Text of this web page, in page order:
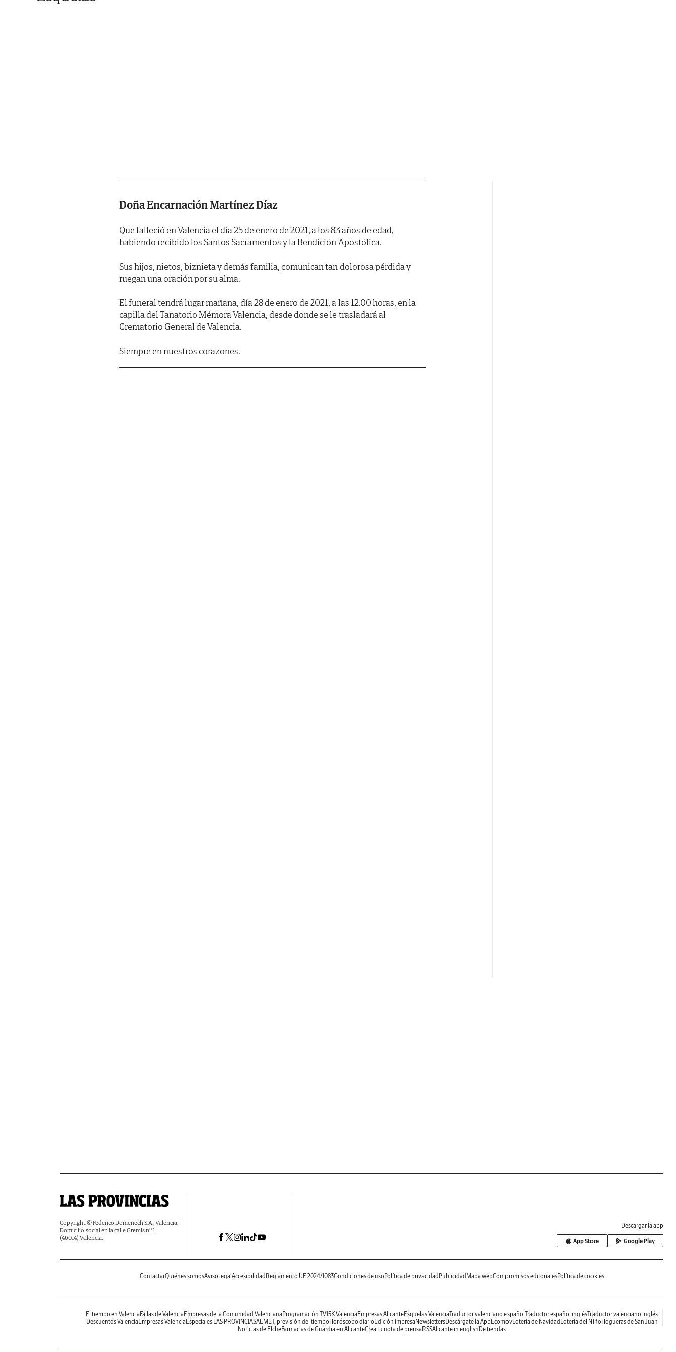
Doña Encarnación Martínez Díaz
Que falleció en Valencia el día 25 de enero de 2021, a los 83 años de edad,
habiendo recibido los Santos Sacramentos y la Bendición Apostólica.
Sus hijos, nietos, biznieta y demás familia, comunican tan dolorosa pérdida y
ruegan una oración por su alma.
El funeral tendrá lugar mañana, día 28 de enero de 2021, a las 12.00 horas, en la
capilla del Tanatorio Mémora Valencia, desde donde se le trasladará al
Crematorio General de Valencia.
Siempre en nuestros corazones.
Copyright © Federico Domenech S.A., Valencia.
Domicilio social en la calle Gremis nº 1
(46014) Valencia.
Descargar la app
App Store Google Play
ContactarQuiénes somosAviso legal Accesibilidad Reglamento UE 2024/1083Condiciones de uso Política de privacidad Publicidad Mapa webCompromisos editorialesPolítica de cookies
El tiempo en Valencia Fallas de Valencia Empresas de la Comunidad Valenciana Programación TV15K Valencia Empresas AlicanteEsquelas ValenciaTraductor valenciano español Traductor español inglésTraductor valenciano inglés
Descuentos Valencia Empresas Valencia Especiales LAS PROVINCIASAEMET, previsión del tiempo Horóscopo diario Edición impresa NewslettersDescárgate la App EcomovLoteria de Navidad Lotería del Niño Hogueras de San Juan
Noticias de ElcheFarmacias de Guardia en AlicanteCrea tu nota de prensa RSSAlicante in english De tiendas